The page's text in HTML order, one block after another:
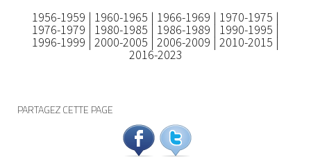
1956-1959 | 1960-1965 | 1966-1969 | 1970-1975 |
1976-1979 1980-1985 1986-1989 1990-1995
1996-1999 2000-2005 2006-2009 2010-2015
2016-2023
PARTAGEZ CETTE PAGE